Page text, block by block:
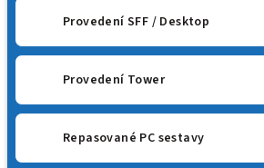
Provedení SFF / Desktop
Provedení Tower
Repasované PC sestavy